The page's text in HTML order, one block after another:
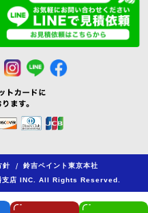
針 /
鈴吉ペイント東京本社
支店 INC. All Rights Reserved.